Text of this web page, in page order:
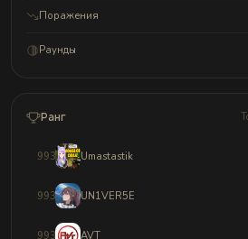
Поражения
Раунды
Ранг
9931 Umastastik
9932 UN1VER5E
9933 AVT